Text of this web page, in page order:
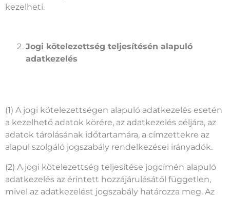
kezelheti.
Jogi kötelezettség teljesítésén alapuló
adatkezelés
(1) A jogi kötelezettségen alapuló adatkezelés esetén
a kezelhető adatok körére, az adatkezelés céljára, az
adatok tárolásának időtartamára, a címzettekre az
alapul szolgáló jogszabály rendelkezései irányadók.
(2) A jogi kötelezettség teljesítése jogcímén alapuló
adatkezelés az érintett hozzájárulásától független,
mivel az adatkezelést jogszabály határozza meg. Az